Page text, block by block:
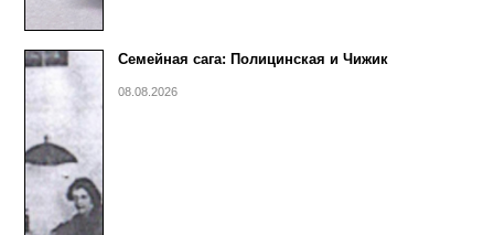
Семейная сага: Полицинская и Чижик
08.08.2026